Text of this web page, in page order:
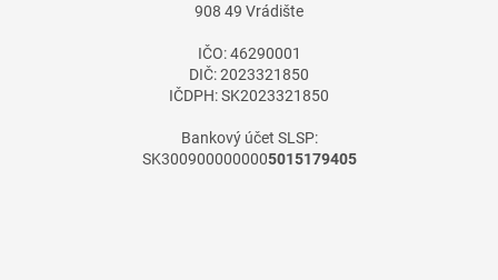
908 49 Vrádište
IČO: 46290001
DIČ: 2023321850
IČDPH: SK2023321850
Bankový účet SLSP:
SK3009000000005015179405